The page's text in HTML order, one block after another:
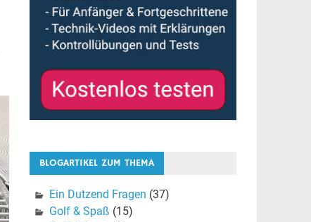
BLOGARTIKEL ZUM THEMA
Ein Dutzend Fragen (37)
Golf & Spaß (15)